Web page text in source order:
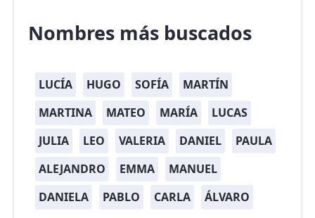
Nombres más buscados
LUCÍA HUGO SOFÍA
MARTÍN
MARTINA
MATEO MARÍA
LUCAS
JULIA
LEO VALERIA DANIEL
PAULA
ALEJANDRO
EMMA
MANUEL
DANIELA
PABLO CARLA ÁLVARO